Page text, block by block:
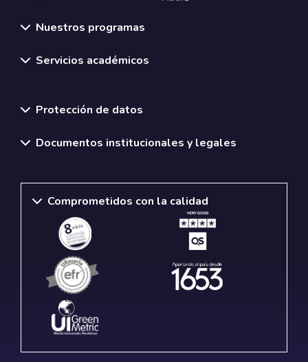
Nuestros programas
Servicios académicos
Protección de datos
Documentos institucionales y legales
Comprometidos con la calidad